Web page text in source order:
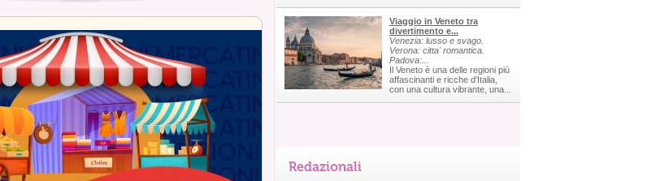
Viaggio in Veneto tra
divertimento e...
Venezia: lusso e svago.
Verona: citta' romantica.
Padova:...
Il Veneto è una delle regioni più
affascinanti e ricche d'Italia,
con una cultura vibrante, una...
Redazionali